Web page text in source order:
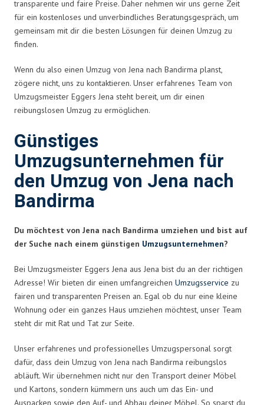
transparente und faire Preise. Daher nehmen wir uns gerne Zeit
für ein kostenloses und unverbindliches Beratungsgespräch, um
gemeinsam mit dir die besten Lösungen für deinen Umzug zu
finden.
Wenn du also einen Umzug von Jena nach Bandirma planst,
zögere nicht, uns zu kontaktieren. Unser erfahrenes Team von
Umzugsmeister Eggers Jena steht bereit, um dir einen
reibungslosen Umzug zu ermöglichen.
Günstiges
Umzugsunternehmen für
den Umzug von Jena nach
Bandirma
Du möchtest von Jena nach Bandirma umziehen und bist auf
der Suche nach einem günstigen Umzugsunternehmen?
Bei Umzugsmeister Eggers Jena aus Jena bist du an der richtigen
Adresse! Wir bieten dir einen umfangreichen Umzugsservice zu
fairen und transparenten Preisen an. Egal ob du nur eine kleine
Wohnung oder ein ganzes Haus umziehen möchtest, unser Team
steht dir mit Rat und Tat zur Seite.
Unser erfahrenes und professionelles Umzugspersonal sorgt
dafür, dass dein Umzug von Jena nach Bandirma reibungslos
abläuft. Wir übernehmen nicht nur den Transport deiner Möbel
und Kartons, sondern kümmern uns auch um das Ein- und
Auspacken sowie den Auf- und Abbau deiner Möbel. So sparst du